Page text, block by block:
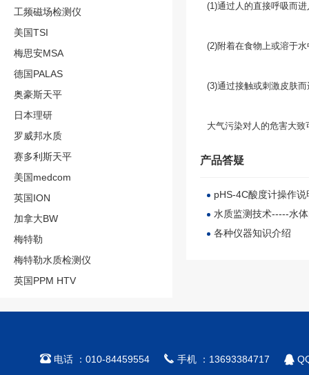
工频磁场检测仪
美国TSI
梅思安MSA
德国PALAS
奥豪斯天平
日本理研
罗威邦水质
赛多利斯天平
美国medcom
英国ION
加拿大BW
梅特勒
梅特勒水质检测仪
英国PPM HTV
(1)通过人的直接呼吸而
(2)附着在食物上或溶于
(3)通过接触或刺激皮肤
大气污染对人的危害大
产品答疑
pHS-4C酸度计操作说
水质监测技术-----水
各种仪器知识介绍
电话 ：010-84459554  手机 ：13693384717 